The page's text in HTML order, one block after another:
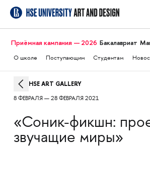
Приёмная кампания — 2026 Бакалавриат
О школе Поступающим Студентам
HSE ART GALLERY
8 ФЕВРАЛЯ — 28 ФЕВРАЛЯ 2021
«Соник-фикшн:
звучащие миры»